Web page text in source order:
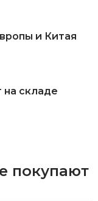
цвет бежевый
сталь (класс
округлые формы
и Китая
складе
покупают